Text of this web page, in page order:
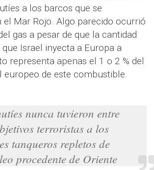
a los barcos que se
el Mar Rojo. Algo parecido ocurrió
gas a pesar de que la cantidad
Israel inyecta a Europa a
representa apenas el 1 o 2 % del
de este combustible.
nunca tuvieron entre
terroristas a los
tanqueros repletos de
procedente de Oriente